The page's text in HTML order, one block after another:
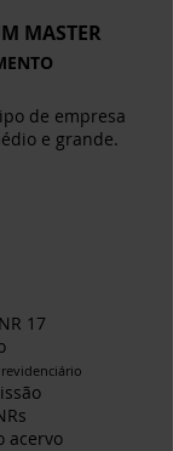
MASTER
de empresa
e grande.
17
acervo